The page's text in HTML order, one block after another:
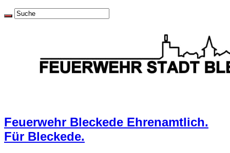
Feuerwehr Bleckede Ehrenamtlich.
Für Bleckede.